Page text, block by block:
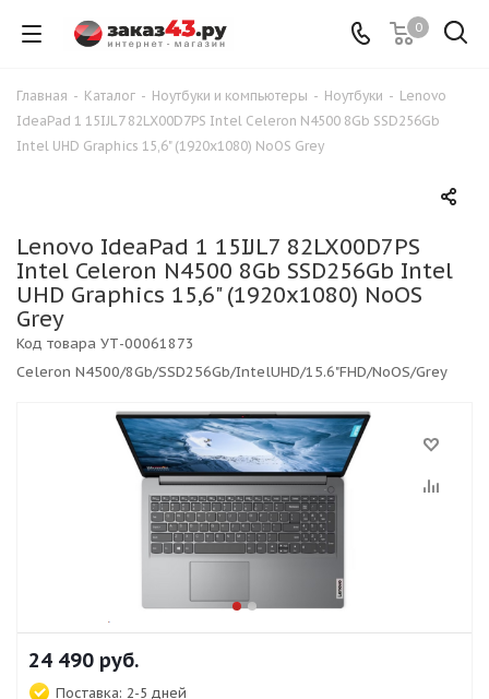
0
Главная - Каталог - Ноутбуки и компьютеры - Ноутбуки - Lenovo
IdeaPad 1 15IJL7 82LX00D7PS Intel Celeron N4500 8Gb SSD256Gb
Intel UHD Graphics 15,6" (1920x1080) NoOS Grey
Lenovo IdeaPad 1 15IJL7 82LX00D7PS
Intel Celeron N4500 8Gb SSD256Gb Intel
UHD Graphics 15,6" (1920x1080) NoOS
Grey
Celeron N4500/8Gb/SSD256Gb/IntelUHD/15.6"FHD/NoOS/Grey
Код товара УТ-00061873
24 490 руб.
Поставка: 2-5 дней